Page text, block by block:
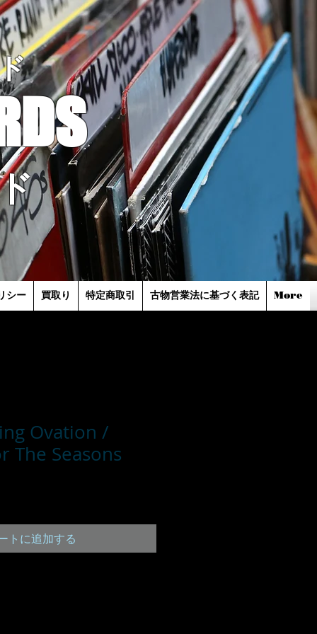
シー 買取り 特定商取引 古物営業法に基づく表記 More
Ovation /
The Seasons
トに追加する